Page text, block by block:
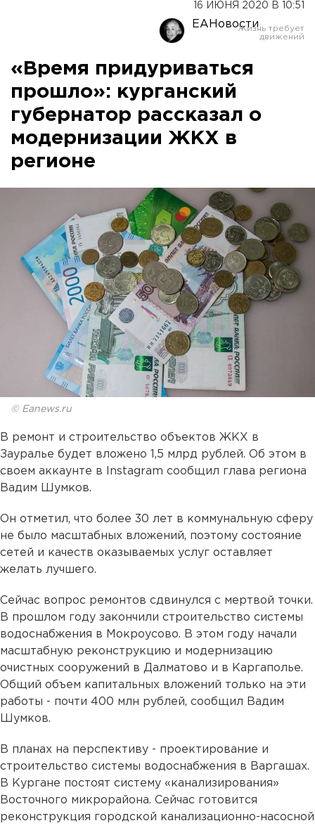
16 ИЮНЯ 2020 В 10:51
ЕАНовости
«Время придуриваться
прошло»: курганский
губернатор рассказал о
модернизации ЖКХ в
регионе
© Eanews.ru
В ремонт и строительство объектов ЖКХ в
Зауралье будет вложено 1,5 млрд рублей. Об этом в
своем аккаунте в Instagram сообщил глава региона
Вадим Шумков.
Он отметил, что более 30 лет в коммунальную сферу
не было масштабных вложений, поэтому состояние
сетей и качеств оказываемых услуг оставляет
желать лучшего.
Сейчас вопрос ремонтов сдвинулся с мертвой точки.
В прошлом году закончили строительство системы
водоснабжения в Мокроусово. В этом году начали
масштабную реконструкцию и модернизацию
очистных сооружений в Далматово и в Каргаполье.
Общий объем капитальных вложений только на эти
работы - почти 400 млн рублей, сообщил Вадим
Шумков.
В планах на перспективу - проектирование и
строительство системы водоснабжения в Варгашах.
В Кургане постоят систему «канализирования»
Восточного микрорайона. Сейчас готовится
реконструкция городской канализационно-насосной